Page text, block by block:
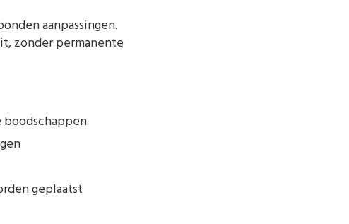
aanpassingen.
zonder permanente
geplaatst